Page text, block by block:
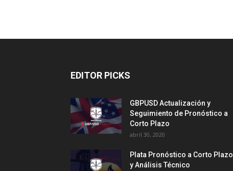
EDITOR PICKS
GBPUSD Actualización y
Seguimiento de Pronóstico a
Corto Plazo
abril 30, 2020
Plata Pronóstico a Corto Plazo
y Análisis Técnico